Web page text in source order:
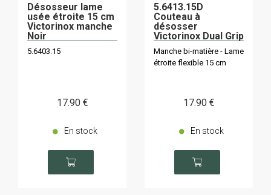
Désosseur lame
usée étroite 15 cm
Victorinox manche
Noir
5.6403.15
17.90 €
En stock
5.6413.15D
Couteau à
désosser
Victorinox Dual Grip
15cm flexible
Manche bi-matière - Lame
étroite flexible 15 cm
17.90 €
En stock